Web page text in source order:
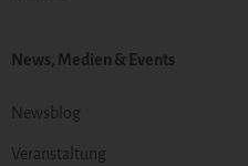
News, Medien & Events
Newsblog
Veranstaltung